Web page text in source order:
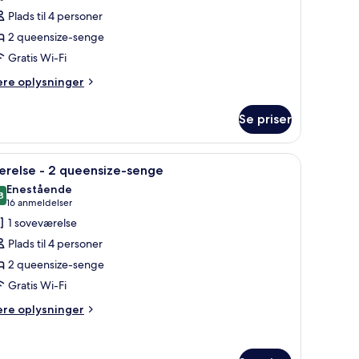
Plads til 4 personer
2 queensize-senge
Gratis Wi-Fi
oplysninger
Se priser
en stol og et vindue med gardiner.Et hotelværelse med to senge, et
14 - 2 queensize-senge
ud af 10
Enestående
16 anmeldelser
(16
anmeldelser)
1 soveværelse
Plads til 4 personer
2 queensize-senge
Gratis Wi-Fi
oplysninger